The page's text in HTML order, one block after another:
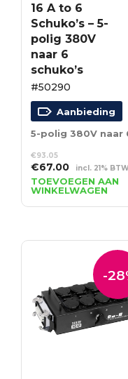
16 A to 6
Schuko’s – 5-
polig 380V
naar 6
schuko’s
#50290
Aanbieding
€93.05
Oorspronkelijke
prijs
was:
€93.05.
€67.00Huidige
prijs
is:
€67.00.
incl. 21%
TOEVOEGEN AAN
WINKELWAGEN
-